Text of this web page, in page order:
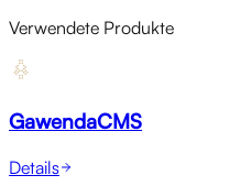
Verwendete Produkte
GawendaCMS
Details